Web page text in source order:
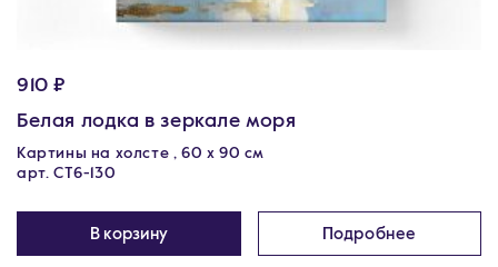
910 ₽
Белая лодка в зеркале моря
Картины на холсте , 60 х 90 см
арт. CT6-130
В корзину Подробнее